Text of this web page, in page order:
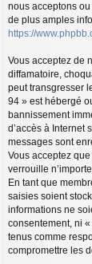
nous acceptons
de plus amples
https://
Vous acceptez de
diffamatoire,
peut transgresser
94 » est hébergé
bannissement
d’accès à Internet
messages sont
Vous acceptez
verrouille
En tant que
saisies soient
informations ne
consentement, ni
tenus comme
compromettre les